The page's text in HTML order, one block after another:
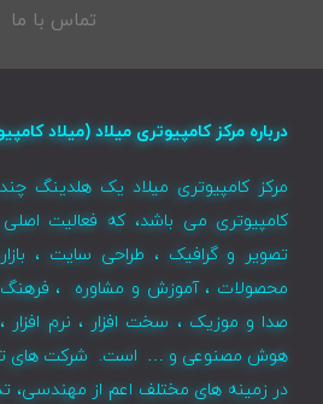
تماس با ما
درباره مرکز کامپیوتری میلاد (میلاد
مرکز کامپیوتری میلاد یک هلدینگ
کامپیوتری می باشد، که فعالیت
تصویر و گرافیک ، طراحی سایت ،
محصولات ، آموزش و مشاوره ،
صدا و موزیک ، سخت افزار ، نرم
هوش مصنوعی و … است. شرکت های
در زمینه های مختلف اعم از مهندسی،